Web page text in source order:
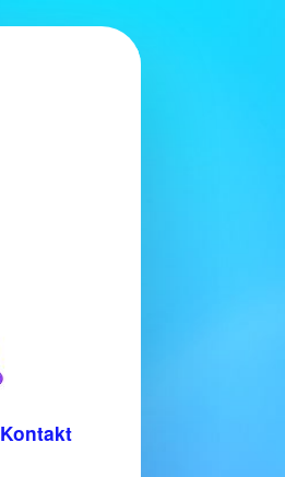
Kontakt